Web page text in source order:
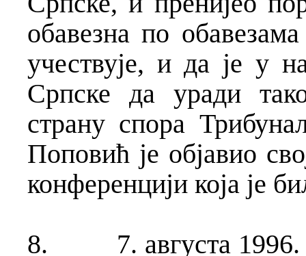
обавезна по
учествује, и да је у
Српске да уради
страну спора
Поповић је објавио
конференцији која је
8.
7. августа